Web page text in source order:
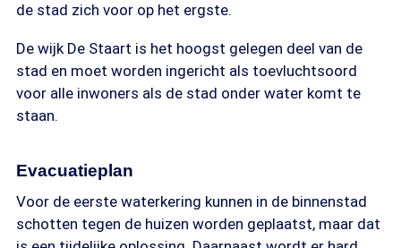
de stad zich voor op het ergste.
De wijk De Staart is het hoogst gelegen deel van de
stad en moet worden ingericht als toevluchtsoord
voor alle inwoners als de stad onder water komt te
staan.
Evacuatieplan
Voor de eerste waterkering kunnen in de binnenstad
schotten tegen de huizen worden geplaatst, maar dat